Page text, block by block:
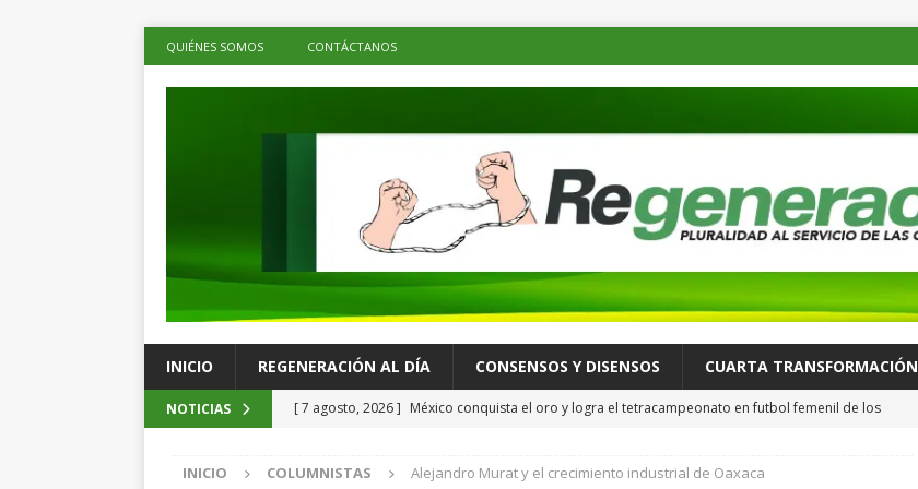
QUIÉNES SOMOS CONTÁCTANOS
INICIO REGENERACIÓN AL DÍA CONSENSOS Y DISENSOS CUARTA TRANSFORMACIÓN
NOTICIAS [ 7 agosto, 2026 ] México conquista el oro y logra el tetracampeonato en futbol femenil de los
[ 7 agosto, 2026 ]
La economía de las familias mexicanas mejora; hay bienestar: presidenta
INICIO COLUMNISTAS Alejandro Murat y el crecimiento industrial de Oaxaca